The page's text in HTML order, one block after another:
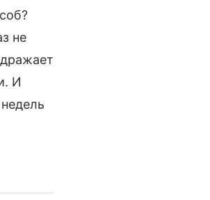
не
И